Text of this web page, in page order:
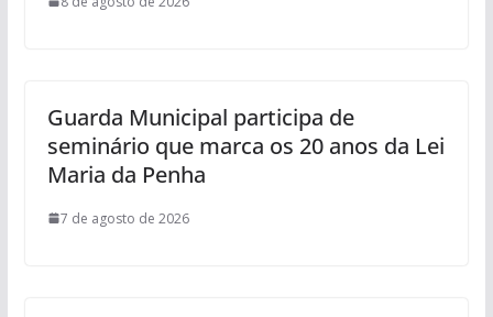
Guarda Municipal participa de
seminário que marca os 20 anos da Lei
Maria da Penha
7 de agosto de 2026